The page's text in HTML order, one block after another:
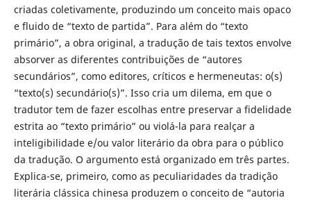
criadas coletivamente, produzindo um conceito mais opaco
e fluido de “texto de partida”. Para além do “texto
primário”, a obra original, a tradução de tais textos envolve
absorver as diferentes contribuições de “autores
secundários”, como editores, críticos e hermeneutas: o(s)
“texto(s) secundário(s)”. Isso cria um dilema, em que o
tradutor tem de fazer escolhas entre preservar a fidelidade
estrita ao “texto primário” ou violá-la para realçar a
inteligibilidade e/ou valor literário da obra para o público
da tradução. O argumento está organizado em três partes.
Explica-se, primeiro, como as peculiaridades da tradição
literária clássica chinesa produzem o conceito de “autoria